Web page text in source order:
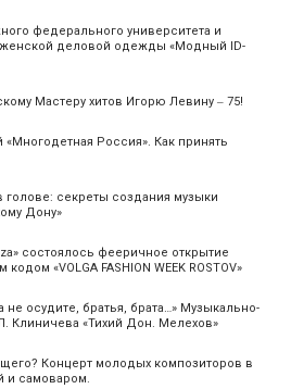
федерального университета и
женской деловой одежды «Модный ID-
Мастеру хитов Игорю Левину ‒ 75!
Россия». Как принять
голове: секреты создания музыки
Дону»
состоялось фееричное открытие
«VOLGA FASHION WEEK ROSTOV»
не осудите, братья, брата…» Музыкально-
Клиничева «Тихий Дон. Мелехов»
Концерт молодых композиторов в
и самоваром.